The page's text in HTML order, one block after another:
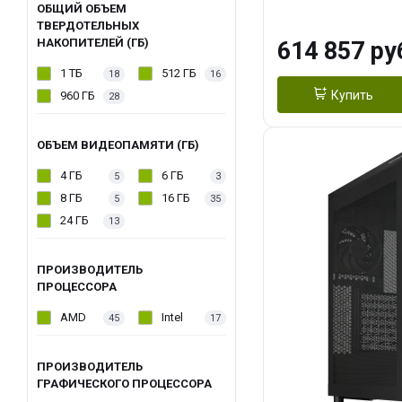
ОБЩИЙ ОБЪЕМ
ТВЕРДОТЕЛЬНЫХ
НАКОПИТЕЛЕЙ (ГБ)
1 ТБ 18 512 ГБ 16
960 ГБ 28
ОБЪЕМ ВИДЕОПАМЯТИ (ГБ)
4 ГБ 5 6 ГБ 3
8 ГБ 5 16 ГБ 35
24 ГБ 13
ПРОИЗВОДИТЕЛЬ
ПРОЦЕССОРА
AMD 45 Intel 17
ПРОИЗВОДИТЕЛЬ
ГРАФИЧЕСКОГО ПРОЦЕССОРА
Turbo/ 1 ТБ
614 857
Купить